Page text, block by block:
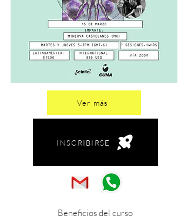
Ver más
INSCRIBIRSE
Beneficios del curso